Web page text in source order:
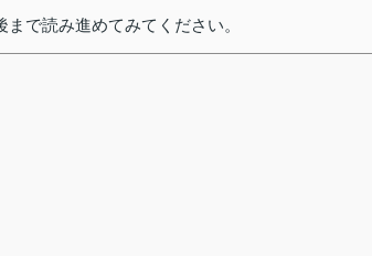
で読み進めてみてください。